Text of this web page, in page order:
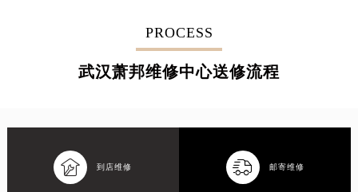
PROCESS
武汉萧邦维修中心送修流程
 到店维修  邮寄维修